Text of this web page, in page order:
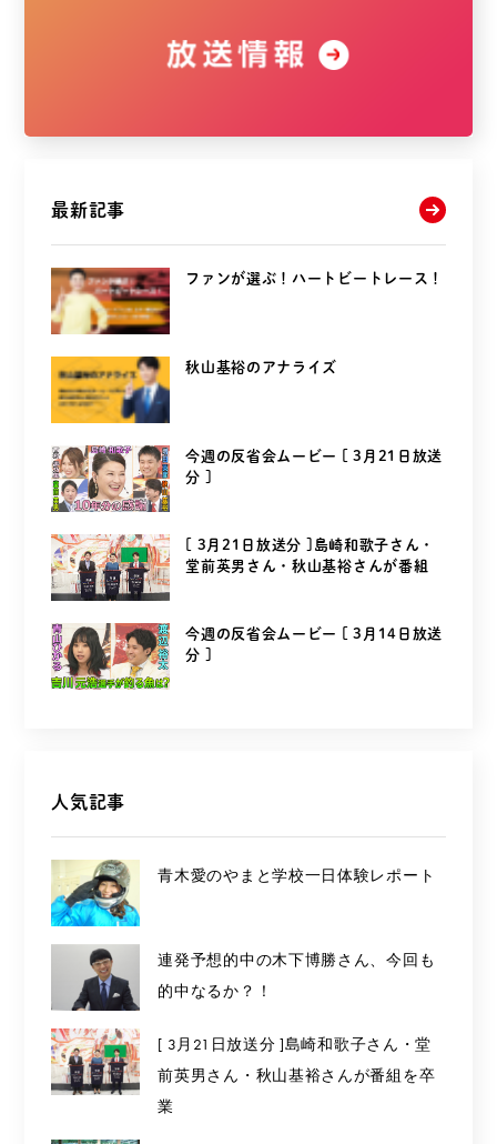
最新記事
ファンが選ぶ！ハートビートレース！
秋山基裕のアナライズ
今週の反省会ムービー [ 3月21日放送
分 ]
[ 3月21日放送分 ]島崎和歌子さん・
堂前英男さん・秋山基裕さんが番組
今週の反省会ムービー [ 3月14日放送
分 ]
人気記事
青木愛のやまと学校一日体験レポート
連発予想的中の木下博勝さん、今回も
的中なるか？！
[ 3月21日放送分 ]島崎和歌子さん・堂
前英男さん・秋山基裕さんが番組を卒
業